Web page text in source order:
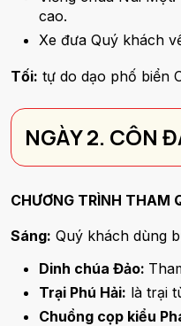
cao.
Xe đưa Quý khách
Tối: tự do dạo phố biển
NGÀY 2. CÔN
CHƯƠNG TRÌNH THAM
Sáng: Quý khách dùng
Dinh chúa Đảo:
Trại Phú Hải: là trại
Chuồng cọp kiểu